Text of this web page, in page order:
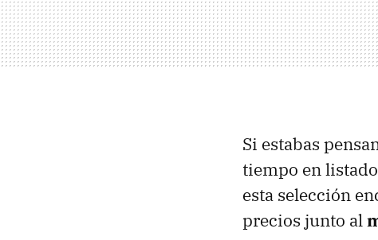
Si estabas
tiempo en
esta selección
precios junto al